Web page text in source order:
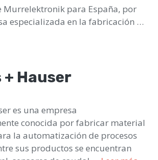
para España, por
especializada en la fabricación …
+ Hauser
es una empresa
conocida por fabricar material
la automatización de procesos
sus productos se encuentran